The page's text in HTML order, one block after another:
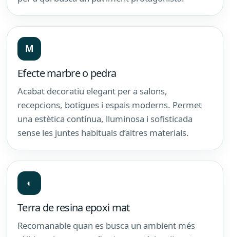
M
Efecte marbre o pedra
Acabat decoratiu elegant per a salons,
recepcions, botigues i espais moderns. Permet
una estètica contínua, lluminosa i sofisticada
sense les juntes habituals d’altres materials.
◐
Terra de resina epoxi mat
Recomanable quan es busca un ambient més